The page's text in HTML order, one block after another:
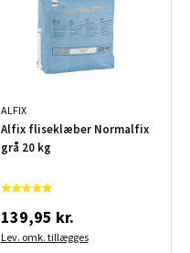
ALFIX
Alfix fliseklæber Normalfix
grå 20 kg
139,95 kr.
Lev. omk. tillægges